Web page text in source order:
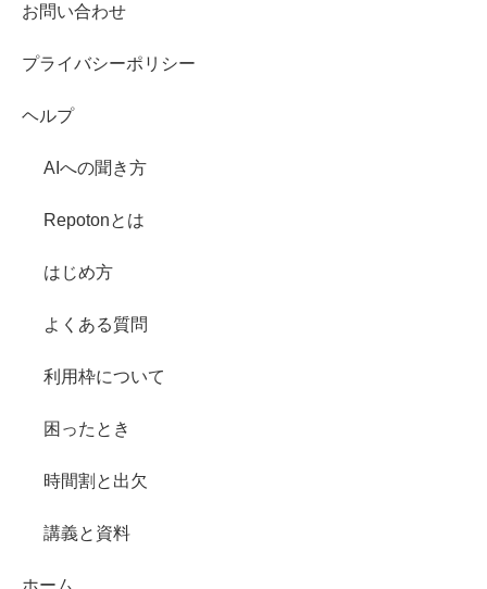
お問い合わせ
プライバシーポリシー
ヘルプ
AIへの聞き方
Repotonとは
はじめ方
よくある質問
利用枠について
困ったとき
時間割と出欠
講義と資料
ホーム